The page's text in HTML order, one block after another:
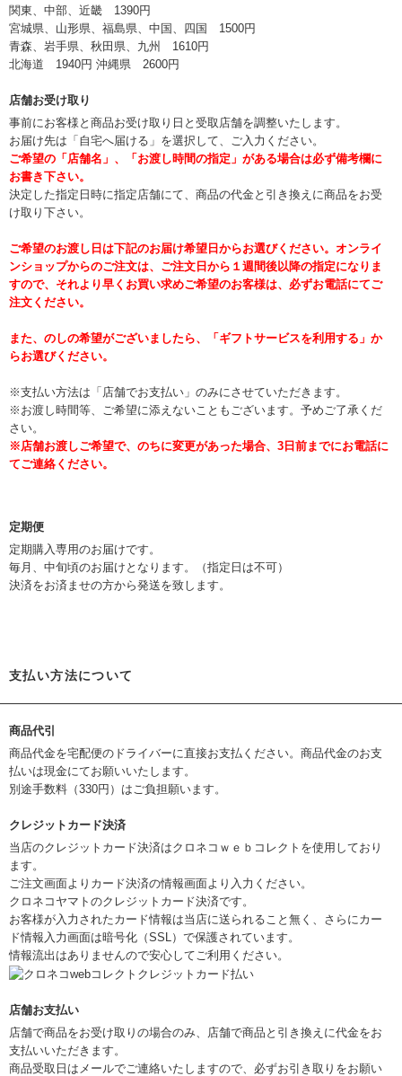
関東、中部、近畿 1390円
宮城県、山形県、福島県、中国、四国 1500円
青森、岩手県、秋田県、九州 1610円
北海道 1940円 沖縄県 2600円
店舗お受け取り
事前にお客様と商品お受け取り日と受取店舗を調整いたします。
お届け先は「自宅へ届ける」を選択して、ご入力ください。
ご希望の「店舗名」、「お渡し時間の指定」がある場合は必ず備考欄に
お書き下さい。
決定した指定日時に指定店舗にて、商品の代金と引き換えに商品をお受
け取り下さい。
ご希望のお渡し日は下記のお届け希望日からお選びください。オンライ
ンショップからのご注文は、ご注文日から１週間後以降の指定になりま
すので、それより早くお買い求めご希望のお客様は、必ずお電話にてご
注文ください。
また、のしの希望がございましたら、「ギフトサービスを利用する」か
らお選びください。
※支払い方法は「店舗でお支払い」のみにさせていただきます。
※お渡し時間等、ご希望に添えないこともございます。予めご了承くだ
さい。
※店舗お渡しご希望で、のちに変更があった場合、3日前までにお電話に
てご連絡ください。
定期便
定期購入専用のお届けです。
毎月、中旬頃のお届けとなります。（指定日は不可）
決済をお済ませの方から発送を致します。
支払い方法について
商品代引
商品代金を宅配便のドライバーに直接お支払ください。商品代金のお支
払いは現金にてお願いいたします。
別途手数料（330円）はご負担願います。
クレジットカード決済
当店のクレジットカード決済はクロネコｗｅｂコレクトを使用しており
ます。
ご注文画面よりカード決済の情報画面より入力ください。
クロネコヤマトのクレジットカード決済です。
お客様が入力されたカード情報は当店に送られること無く、さらにカー
ド情報入力画面は暗号化（SSL）で保護されています。
情報流出はありませんので安心してご利用ください。
店舗お支払い
店舗で商品をお受け取りの場合のみ、店舗で商品と引き換えに代金をお
支払いいただきます。
商品受取日はメールでご連絡いたしますので、必ずお引き取りをお願い